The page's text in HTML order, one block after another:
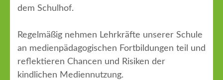
dem Schulhof.
Regelmäßig nehmen Lehrkräfte unserer Schule
an medienpädagogischen Fortbildungen teil und
reflektieren Chancen und Risiken der
kindlichen Mediennutzung.